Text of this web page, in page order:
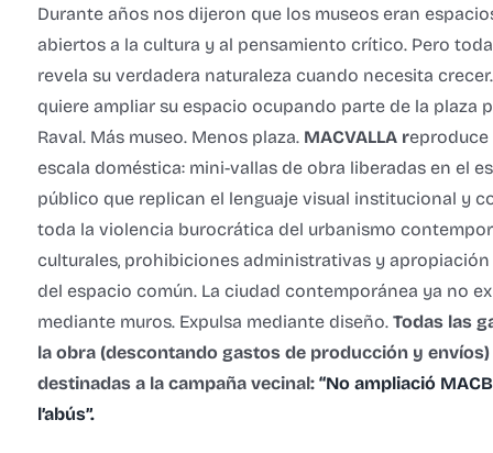
Durante años nos dijeron que los museos eran
abiertos a la cultura y al pensamiento crítico. Pero
revela su verdadera naturaleza cuando necesita crecer.
quiere ampliar su espacio ocupando parte de la plaza
Raval. Más museo. Menos plaza. MACVALLA reproduce
escala doméstica: mini-vallas de obra liberadas en el
público que replican el lenguaje visual institucional y
toda la violencia burocrática del urbanismo
culturales, prohibiciones administrativas y
del espacio común. La ciudad contemporánea ya no
mediante muros. Expulsa mediante diseño. Todas las
la obra (descontando gastos de producción y
destinadas a la campaña vecinal: “No ampliació
l’abús”.